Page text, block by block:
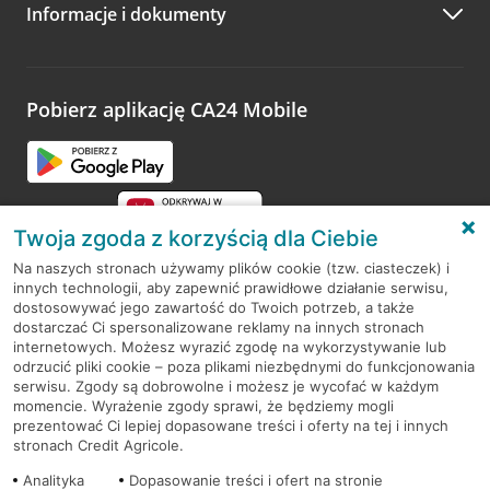
Zachęcamy do podzielenia się z nami opinią o wizycie.
opinie.
Informacje i dokumenty
Pobierz aplikację CA24 Mobile
RODO
Regulamin serwisu
Mapa serwisu
PolitykaCookies
Twoja zgoda z korzyścią dla Ciebie
Na naszych stronach używamy plików cookie (tzw. ciasteczek) i
innych technologii, aby zapewnić prawidłowe działanie serwisu,
dostosowywać jego zawartość do Twoich potrzeb, a także
dostarczać Ci spersonalizowane reklamy na innych stronach
internetowych. Możesz wyrazić zgodę na wykorzystywanie lub
odrzucić pliki cookie – poza plikami niezbędnymi do funkcjonowania
serwisu. Zgody są dobrowolne i możesz je wycofać w każdym
momencie. Wyrażenie zgody sprawi, że będziemy mogli
prezentować Ci lepiej dopasowane treści i oferty na tej i innych
stronach Credit Agricole.
Analityka
Dopasowanie treści i ofert na stronie